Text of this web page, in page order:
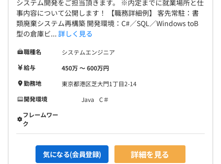
システム開発をご担当頂きます。 ※内定までに就業場所と仕
事内容について公開します！ 【職務詳細例】 客先常駐：書
類廃棄システム再構築 開発環境：C#／SQL／Windows toB
型の倉庫ビ... 詳しく見る
職種名
システムエンジニア
給与
450万 〜 600万円
勤務地
東京都港区芝大門1丁目2-14
開発環境
Java
C＃
フレームワー
ク
気になる(会員登録) 詳細を見る